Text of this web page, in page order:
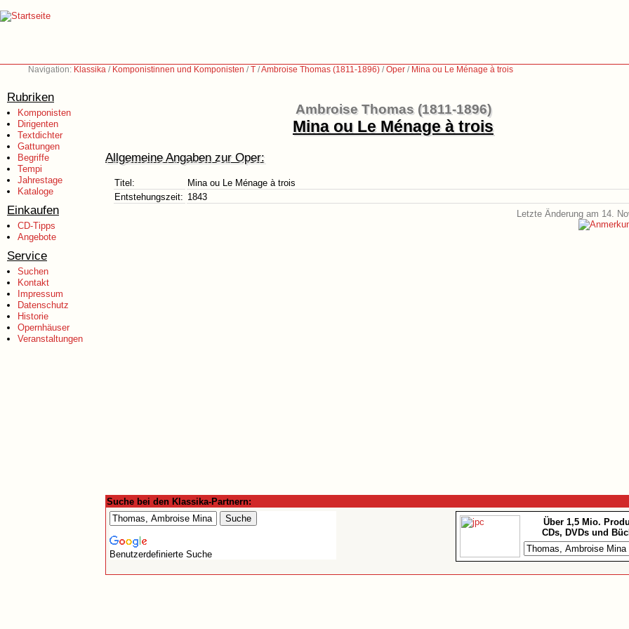
Navigation: Klassika / Komponistinnen und Komponisten /T /Ambroise Thomas (1811-1896) /Oper / Mina ou Le Ménage à trois
Rubriken
Komponisten
Dirigenten
Textdichter
Gattungen
Begriffe
Tempi
Jahrestage
Kataloge
Einkaufen
CD-Tipps
Angebote
Service
Suchen
Kontakt
Impressum
Datenschutz
Historie
Opernhäuser
Veranstaltungen
Ambroise Thomas (1811-1896)
Mina ou Le Ménage à trois
Allgemeine Angaben zur Oper:
Titel:
Mina ou Le Ménage à trois
Entstehungszeit: 1843
Letzte Änderung am 14.
Suche bei den Klassika-Partnern:
Benutzerdefinierte Suche
Über 1,5 Mio.
CDs, DVDs und